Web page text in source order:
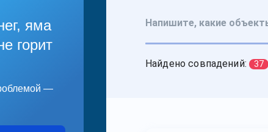
яма
горит
—